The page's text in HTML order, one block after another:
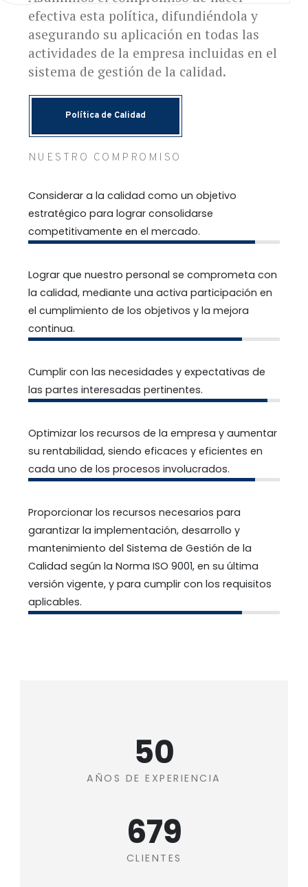
efectiva esta política, difundiéndola y
asegurando su aplicación en todas las
actividades de la empresa incluidas en el
sistema de gestión de la calidad.
Política de Calidad
NUESTRO COMPROMISO
Considerar a la calidad como un objetivo
estratégico para lograr consolidarse
competitivamente en el mercado.
Lograr que nuestro personal se comprometa con
la calidad, mediante una activa participación en
el cumplimiento de los objetivos y la mejora
continua.
Cumplir con las necesidades y expectativas de
las partes interesadas pertinentes.
Optimizar los recursos de la empresa y aumentar
su rentabilidad, siendo eficaces y eficientes en
cada uno de los procesos involucrados.
Proporcionar los recursos necesarios para
garantizar la implementación, desarrollo y
mantenimiento del Sistema de Gestión de la
Calidad según la Norma ISO 9001, en su última
versión vigente, y para cumplir con los requisitos
aplicables.
55+
AÑOS DE EXPERIENCIA
755+
CLIENTES